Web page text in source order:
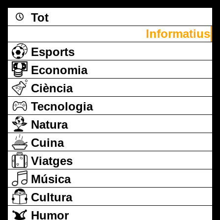
Tot
Informatius
Esports
Economia
Ciència
Tecnologia
Natura
Cuina
Viatges
Música
Cultura
Humor